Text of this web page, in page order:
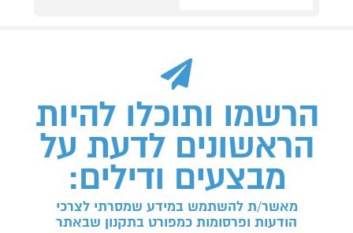
הרשמו ותוכלו להיות
הראשונים לדעת על
מבצעים ודילים:
מאשר/ת להשתמש במידע שמסרתי לצרכי
הודעות ופרסומות כמפורט בתקנון שבאתר